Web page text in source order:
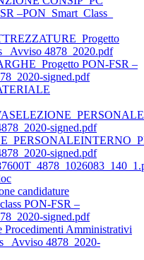
–PON_Smart_Class_
Avviso 4878_2020.pdf
PON-FSR –
signed.pdf
signed.pdf
signed.pdf
candidature
PON-FSR –
signed.pdf
Procedimenti Amministrativi
Avviso 4878_2020-